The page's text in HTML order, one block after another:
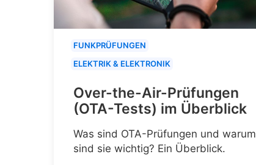
FUNKPRÜFUNGEN
ELEKTRIK & ELEKTRONIK
Over-the-Air-Prüfungen
(OTA-Tests) im Überblick
Was sind OTA-Prüfungen und warum
sind sie wichtig? Ein Überblick.